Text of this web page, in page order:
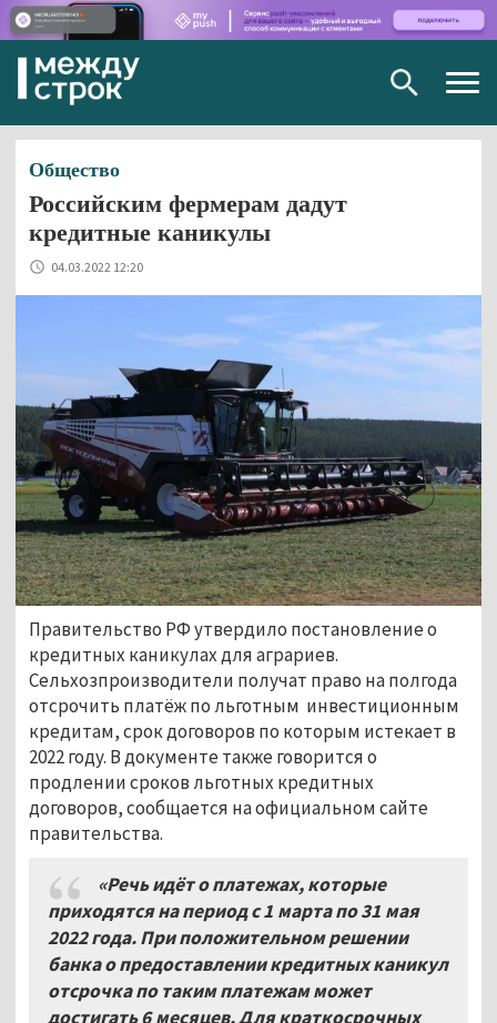
Общество
Российским фермерам дадут
кредитные каникулы
04.03.2022 12:20
Правительство РФ утвердило постановление о
кредитных каникулах для аграриев.
Сельхозпроизводители получат право на полгода
отсрочить платёж по льготным инвестиционным
кредитам, срок договоров по которым истекает в
2022 году. В документе также говорится о
продлении сроков льготных кредитных
договоров, сообщается на официальном сайте
правительства.
«Речь идёт о платежах, которые
приходятся на период с 1 марта по 31 мая
2022 года. При положительном решении
банка о предоставлении кредитных каникул
отсрочка по таким платежам может
достигать 6 месяцев. Для краткосрочных